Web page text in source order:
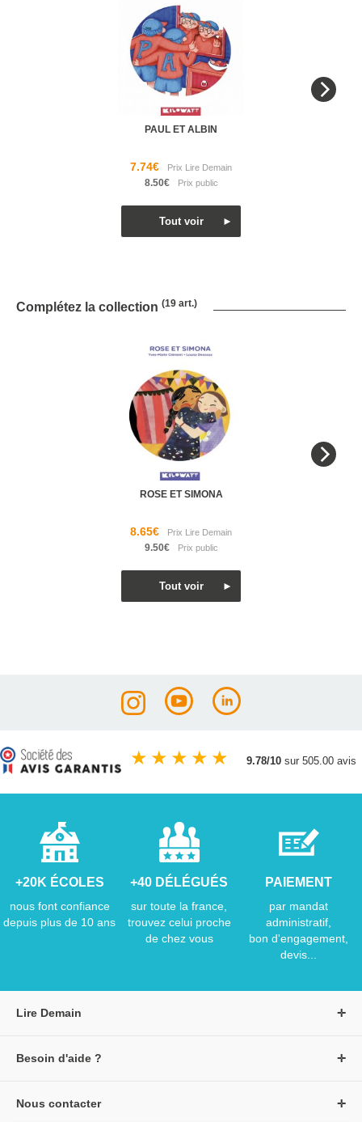
PAUL ET ALBIN
7.74€
8.50€
Complétez la collection (19 art.)
ROSE ET SIMONA
8.65€
9.50€
★ ★ ★ ★ ★ 9.78/10 sur 505.00 avis
+20K ÉCOLES
nous font confiance
depuis plus de 10 ans
+40 DÉLÉGUÉS
sur toute la france,
trouvez celui proche
de chez vous
PAIEMENT
par mandat
administratif,
bon d'engagement,
devis...
Lire Demain
Besoin d'aide ?
Nous contacter